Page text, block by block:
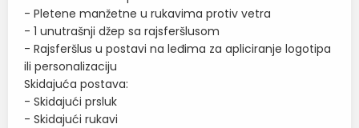
- Pletene manžetne u rukavima protiv vetra
- 1 unutrašnji džep sa rajsferšlusom
- Rajsferšlus u postavi na leđima za apliciranje logotipa
ili personalizaciju
Skidajuća postava:
- Skidajući prsluk
- Skidajući rukavi